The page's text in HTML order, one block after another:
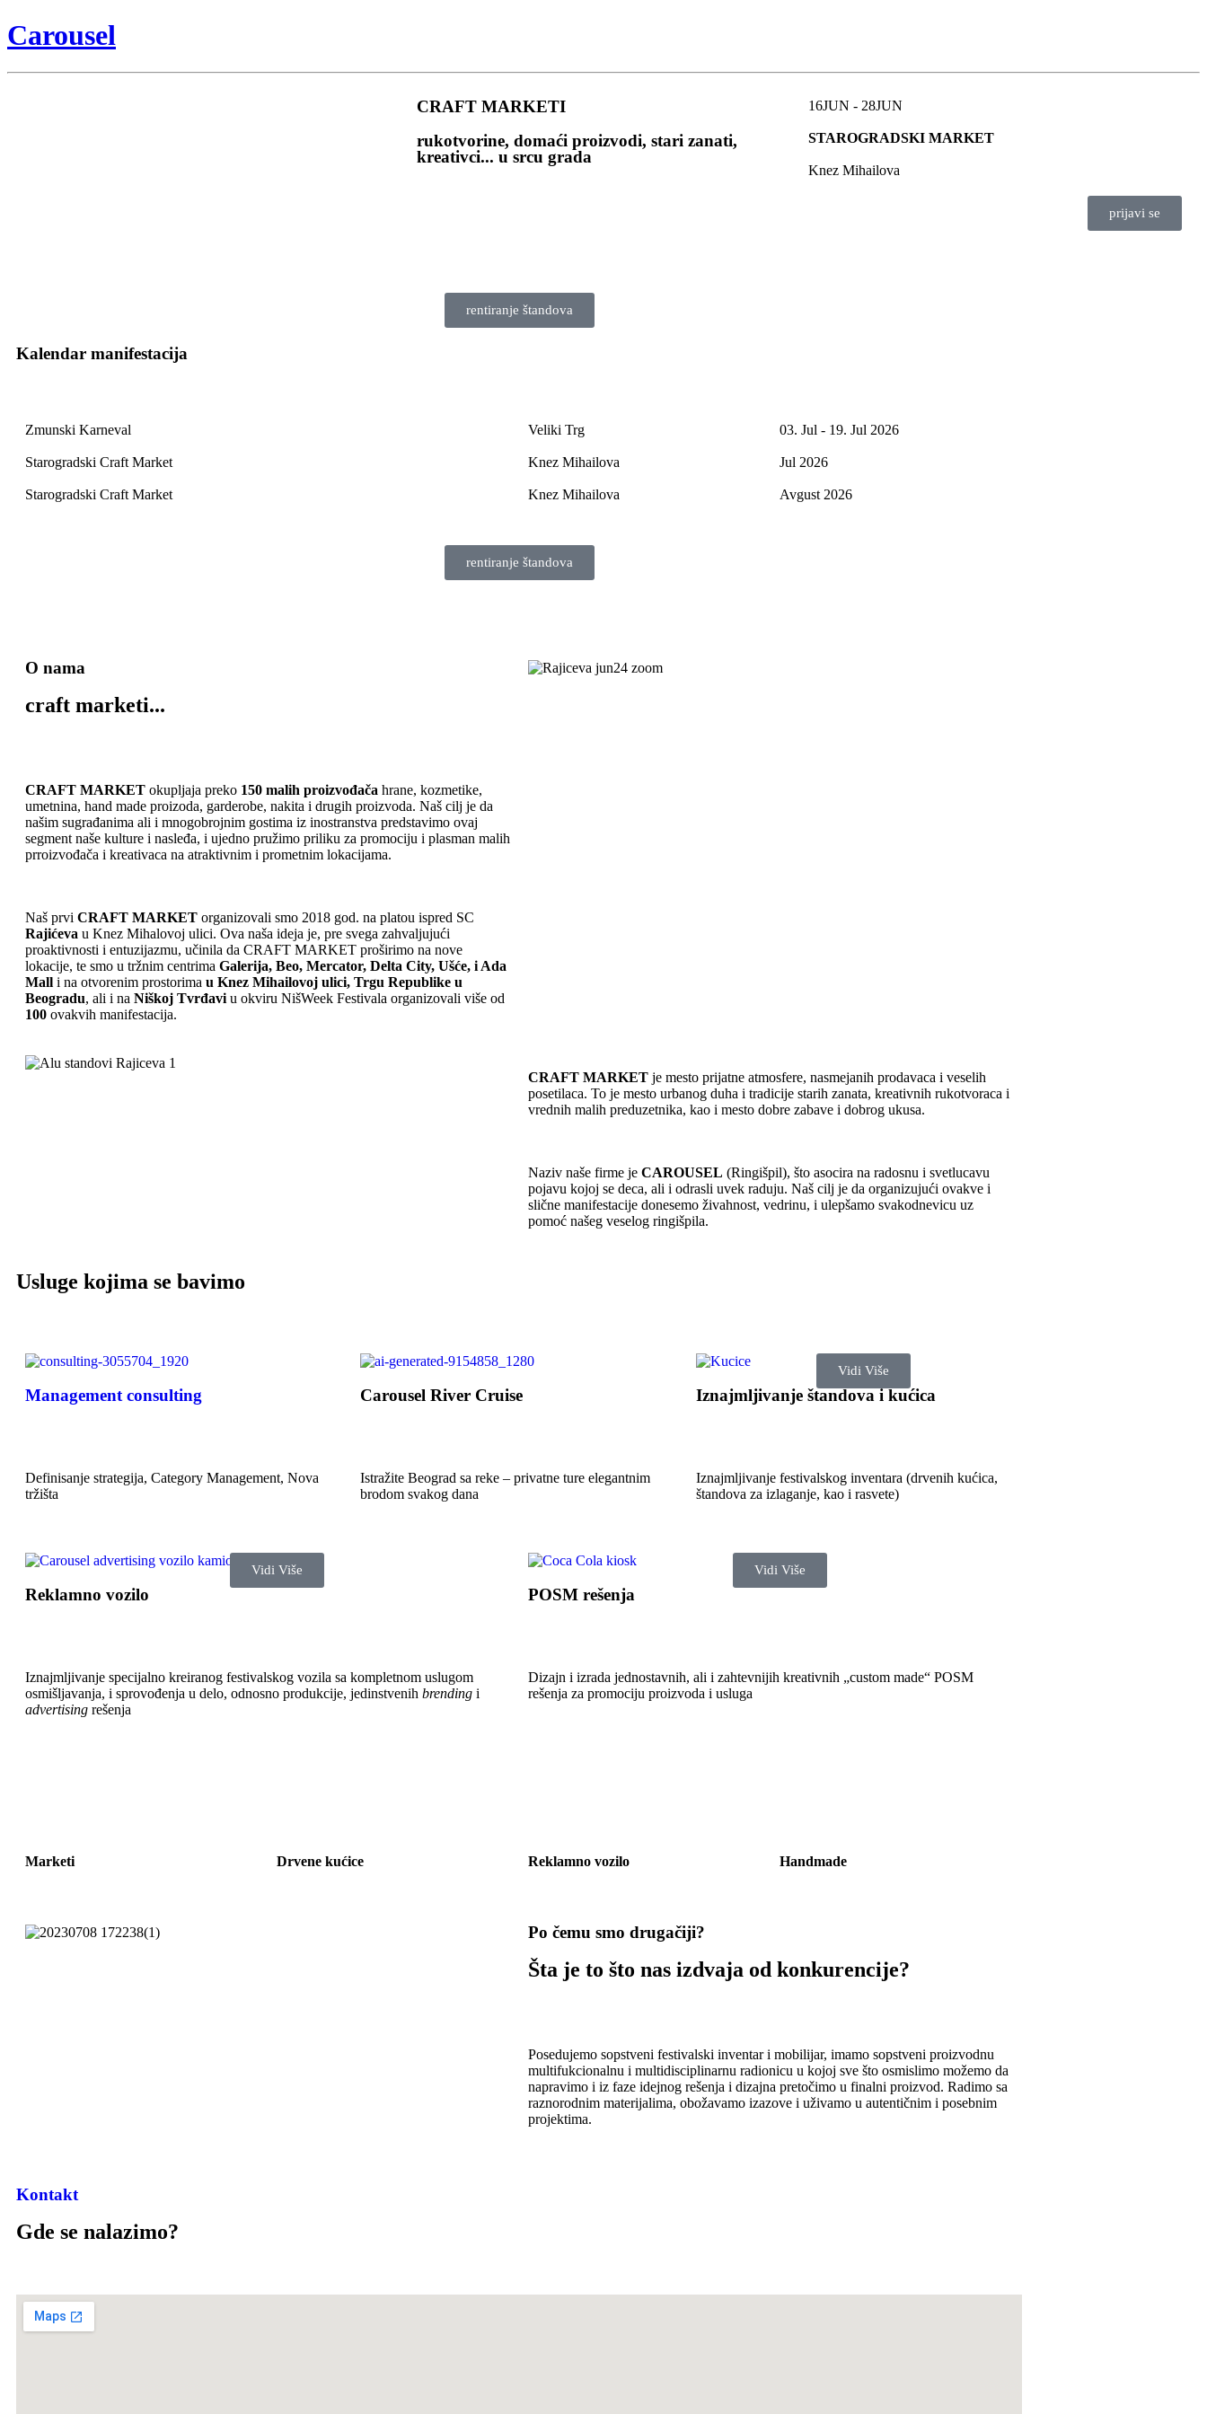
Carousel
CRAFT MARKETI
rukotvorine, domaći proizvodi, stari zanati,
kreativci... u srcu grada
16JUN - 28JUN
STAROGRADSKI MARKET
Knez Mihailova
prijavi se
rentiranje štandova
Kalendar manifestacija
Zmunski Karneval Veliki Trg 03. Jul - 19. Jul 2026
Starogradski Craft Market Knez Mihailova Jul 2026
Starogradski Craft Market Knez Mihailova Avgust 2026
rentiranje štandova
O nama
craft marketi...
CRAFT MARKET okupljaja preko 150 malih proizvođača hrane, kozmetike,
umetnina, hand made proizoda, garderobe, nakita i drugih proizvoda. Naš cilj je da
našim sugrađanima ali i mnogobrojnim gostima iz inostranstva predstavimo ovaj
segment naše kulture i nasleđa, i ujedno pružimo priliku za promociju i plasman malih
prroizvođača i kreativaca na atraktivnim i prometnim lokacijama.
Naš prvi CRAFT MARKET organizovali smo 2018 god. na platou ispred SC
Rajićeva u Knez Mihalovoj ulici. Ova naša ideja je, pre svega zahvaljujući
proaktivnosti i entuzijazmu, učinila da CRAFT MARKET proširimo na nove
lokacije, te smo u tržnim centrima Galerija, Beo, Mercator, Delta City, Ušće, i Ada
Mall i na otvorenim prostorima u Knez Mihailovoj ulici, Trgu Republike u
Beogradu, ali i na Niškoj Tvrđavi u okviru NišWeek Festivala organizovali više od
100 ovakvih manifestacija.
CRAFT MARKET je mesto prijatne atmosfere, nasmejanih prodavaca i veselih
posetilaca. To je mesto urbanog duha i tradicije starih zanata, kreativnih rukotvoraca i
vrednih malih preduzetnika, kao i mesto dobre zabave i dobrog ukusa.
Naziv naše firme je CAROUSEL (Ringišpil), što asocira na radosnu i svetlucavu
pojavu kojoj se deca, ali i odrasli uvek raduju. Naš cilj je da organizujući ovakve i
slične manifestacije donesemo živahnost, vedrinu, i ulepšamo svakodnevicu uz
pomoć našeg veselog ringišpila.
Usluge kojima se bavimo
Management consulting
Definisanje strategija, Category Management, Nova
tržišta
Carousel River Cruise
Istražite Beograd sa reke – privatne ture elegantnim
brodom svakog dana
Iznajmljivanje štandova i kućica
Iznajmljivanje festivalskog inventara (drvenih kućica,
štandova za izlaganje, kao i rasvete)
Vidi Više
Reklamno vozilo
Iznajmljivanje specijalno kreiranog festivalskog vozila sa kompletnom uslugom
osmišljavanja, i sprovođenja u delo, odnosno produkcije, jedinstvenih brending i
advertising rešenja
Vidi Više
POSM rešenja
Dizajn i izrada jednostavnih, ali i zahtevnijih kreativnih „custom made“ POSM
rešenja za promociju proizvoda i usluga
Vidi Više
Marketi Drvene kućice Reklamno vozilo Handmade
Po čemu smo drugačiji?
Šta je to što nas izdvaja od konkurencije?
Posedujemo sopstveni festivalski inventar i mobilijar, imamo sopstveni proizvodnu
multifukcionalnu i multidisciplinarnu radionicu u kojoj sve što osmislimo možemo da
napravimo i iz faze idejnog rešenja i dizajna pretočimo u finalni proizvod. Radimo sa
raznorodnim materijalima, obožavamo izazove i uživamo u autentičnim i posebnim
projektima.
Kontakt
Gde se nalazimo?